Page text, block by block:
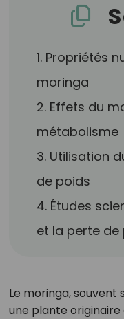
1. Propriétés
moringa
2. Effets du
métabolisme
3. Utilisation
de poids
4. Études
et la perte de
Le moringa, souvent
une plante originaire